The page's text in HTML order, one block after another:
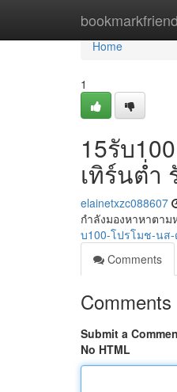
bookmarkfriend
Home
Home
1
15รับ
เทิร์นต่ำ
elainetxzc088607
กำลังมองหาหาตา
บ100-โปรโมช-นส-
Comments
Comments
Submit a
No HTML